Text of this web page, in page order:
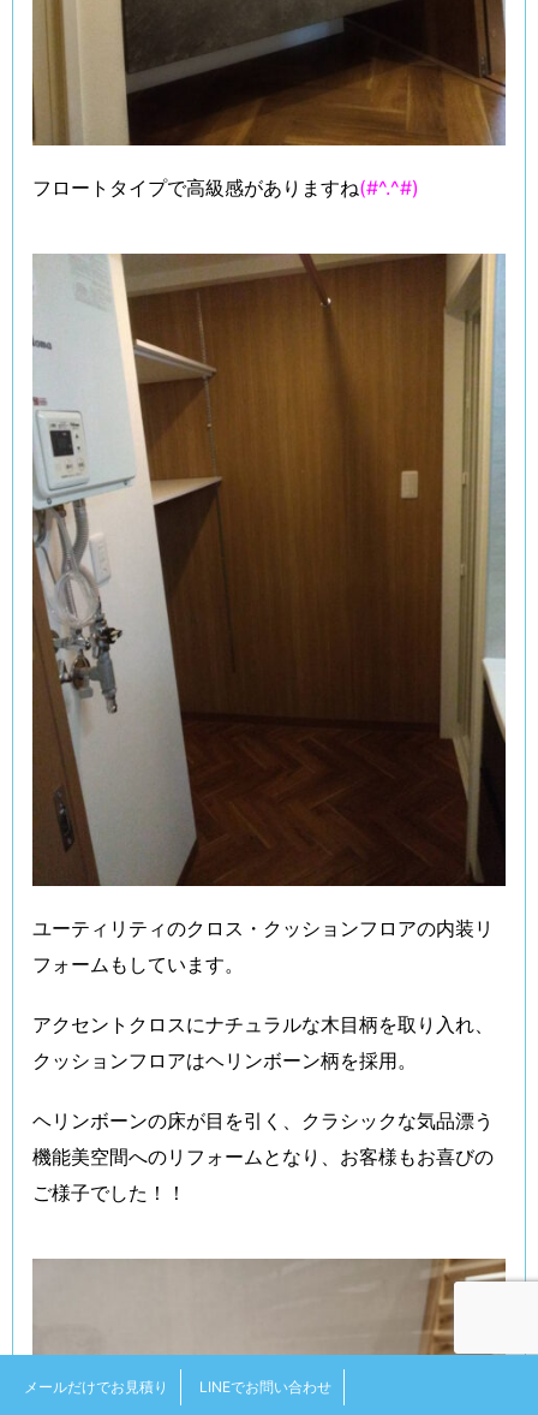
フロートタイプで高級感がありますね(#^.^#)
ユーティリティのクロス・クッションフロアの内装リ
フォームもしています。
アクセントクロスにナチュラルな木目柄を取り入れ、
クッションフロアはヘリンボーン柄を採用。
ヘリンボーンの床が目を引く、クラシックな気品漂う
機能美空間へのリフォームとなり、お客様もお喜びの
ご様子でした！！
メールだけでお見積り LINEでお問い合わせ